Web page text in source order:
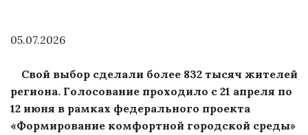
05.07.2026
Свой выбор сделали более 832 тысяч жителей
региона. Голосование проходило с 21 апреля по
12 июня в рамках федерального проекта
«Формирование комфортной городской среды»